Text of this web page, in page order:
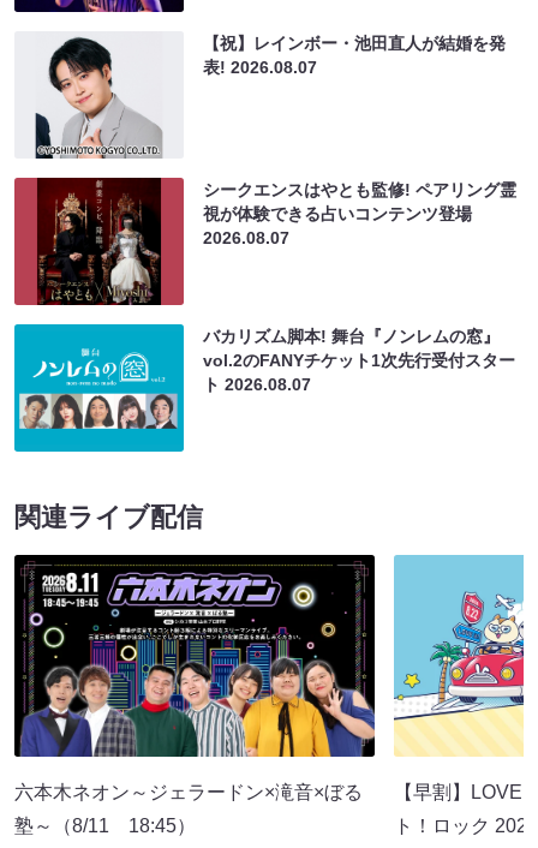
【祝】レインボー・池田直人が結婚を発
表!2026.08.07
シークエンスはやとも監修! ペアリング霊
視が体験できる占いコンテンツ登場
2026.08.07
バカリズム脚本! 舞台『ノンレムの窓』
vol.2のFANYチケット1次先行受付スター
ト2026.08.07
関連ライブ配信
六本木ネオン～ジェラードン×滝音×ぼる
塾～（8/11 18:45）
【早割】LOVE
ト！ロック